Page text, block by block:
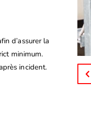
d’assurer la
minimum.
incident.